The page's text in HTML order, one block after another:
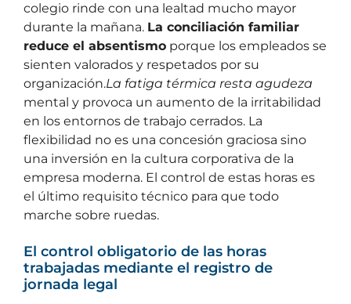
colegio rinde con una lealtad mucho mayor
durante la mañana. La conciliación familiar
reduce el absentismo porque los empleados se
sienten valorados y respetados por su
organización.La fatiga térmica resta agudeza
mental y provoca un aumento de la irritabilidad
en los entornos de trabajo cerrados. La
flexibilidad no es una concesión graciosa sino
una inversión en la cultura corporativa de la
empresa moderna. El control de estas horas es
el último requisito técnico para que todo
marche sobre ruedas.
El control obligatorio de las horas
trabajadas mediante el registro de
jornada legal